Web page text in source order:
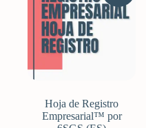
Hoja de Registro
Empresarial™ por